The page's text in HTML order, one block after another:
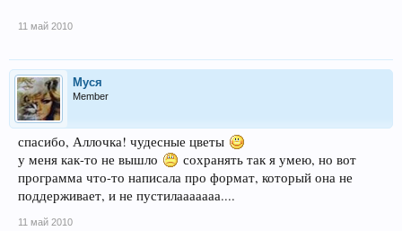
11 май 2010
Муся
Member
спасибо, Аллочка! чудесные цветы
у меня как-то не вышло
сохранять так я умею, но вот
программа что-то написала про формат, который она не
поддерживает, и не пустилааааааа....
11 май 2010